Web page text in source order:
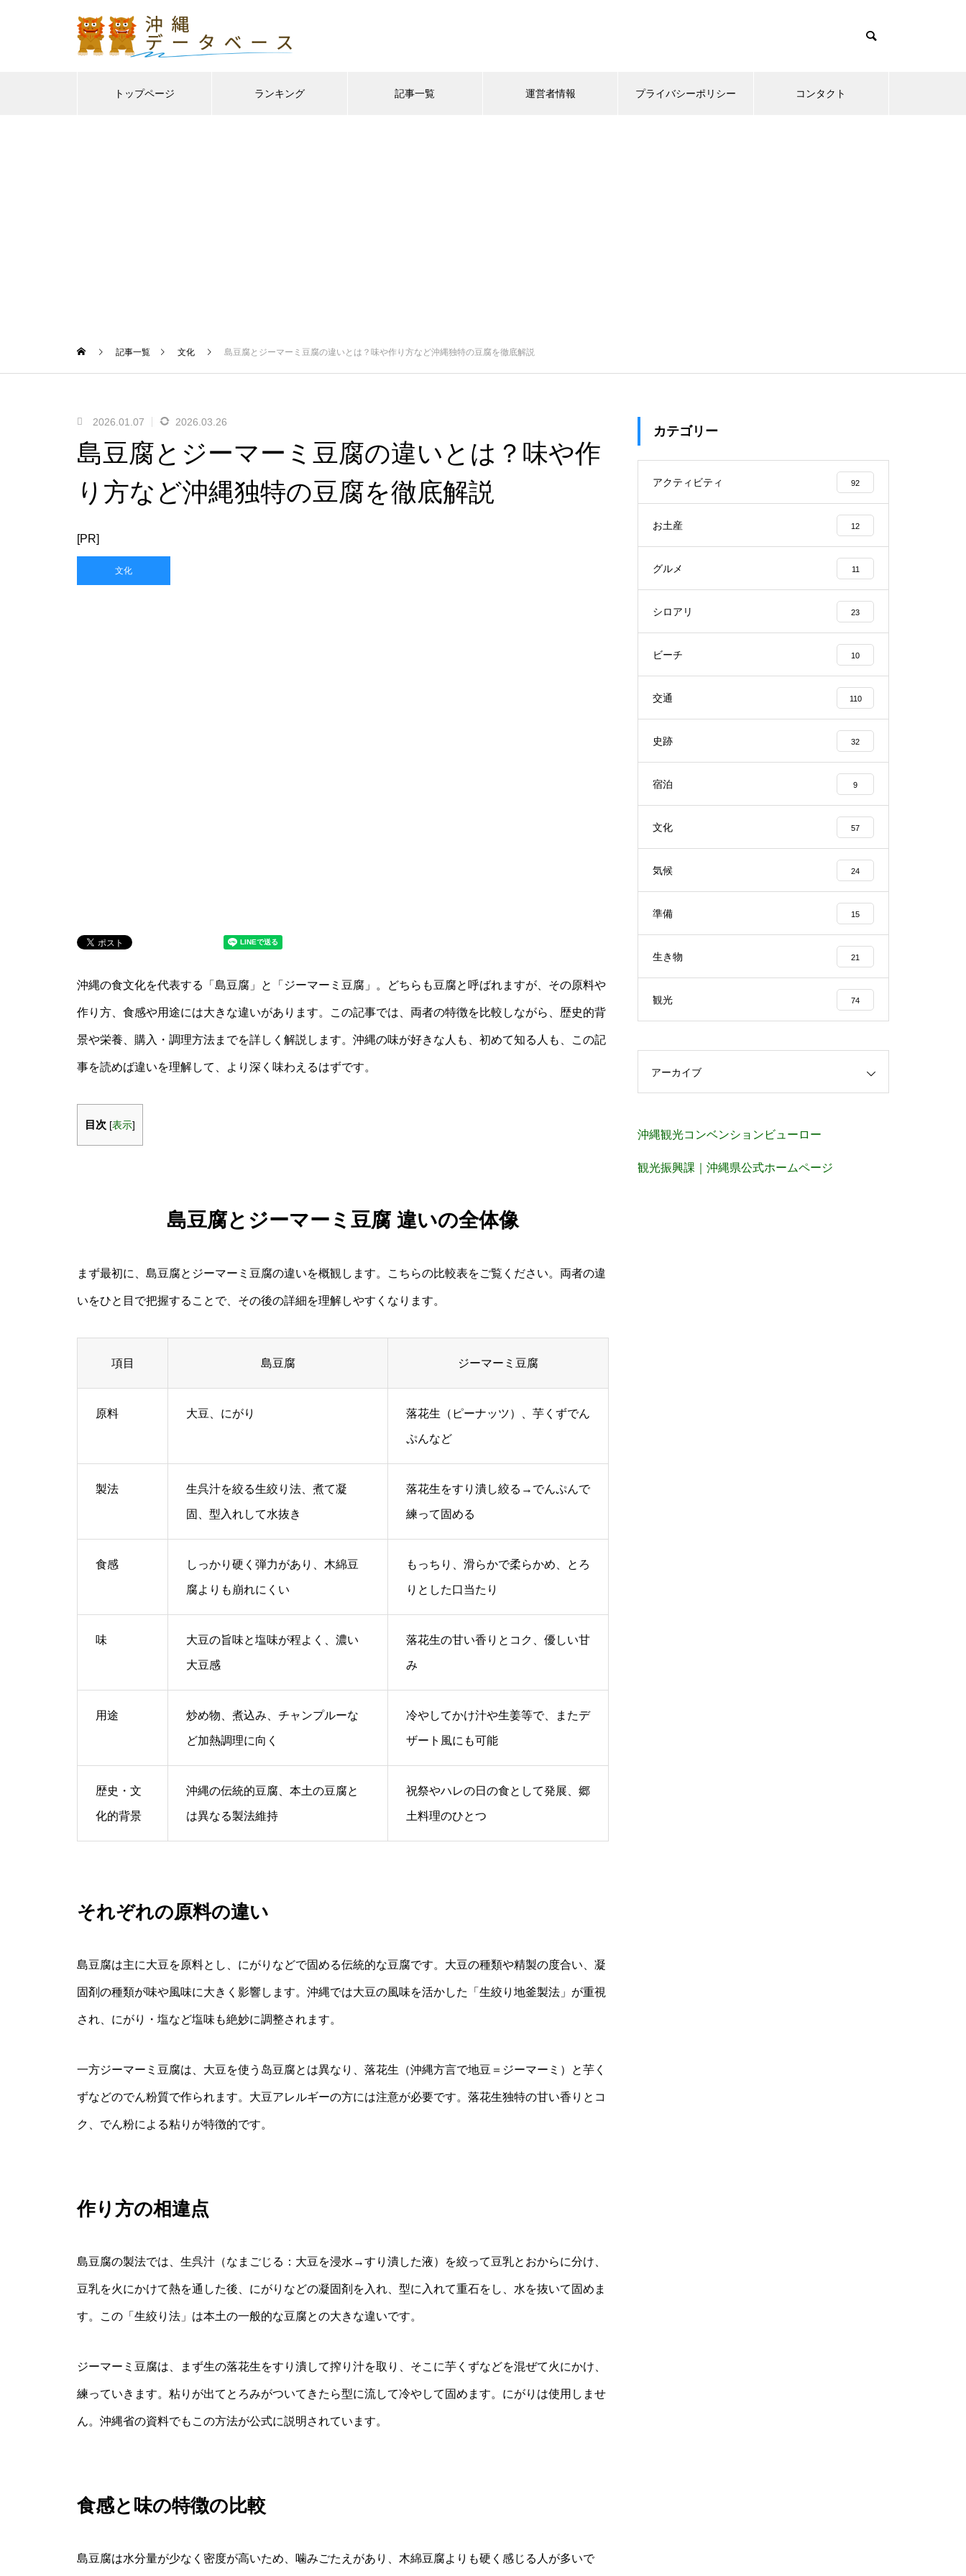
トップページ ランキング 記事一覧 運営者情報 プライバシーポリシー コンタクト
記事一覧 文化 島豆腐とジーマーミ豆腐の違いとは？味や作り方など沖縄独特の豆腐を徹底解説
2026.01.07 2026.03.26
島豆腐とジーマーミ豆腐の違いとは？味や作
り方など沖縄独特の豆腐を徹底解説
[PR]
文化
沖縄の食文化を代表する「島豆腐」と「ジーマーミ豆腐」。どちらも豆腐と呼ばれますが、その原料や
作り方、食感や用途には大きな違いがあります。この記事では、両者の特徴を比較しながら、歴史的背
景や栄養、購入・調理方法までを詳しく解説します。沖縄の味が好きな人も、初めて知る人も、この記
事を読めば違いを理解して、より深く味わえるはずです。
目次 [表示]
島豆腐とジーマーミ豆腐 違いの全体像
まず最初に、島豆腐とジーマーミ豆腐の違いを概観します。こちらの比較表をご覧ください。両者の違
いをひと目で把握することで、その後の詳細を理解しやすくなります。
項目 島豆腐 ジーマーミ豆腐
原料 大豆、にがり 落花生（ピーナッツ）、芋くずでん
ぷんなど
製法 生呉汁を絞る生絞り法、煮て凝
固、型入れして水抜き
落花生をすり潰し絞る→でんぷんで
練って固める
食感 しっかり硬く弾力があり、木綿豆
腐よりも崩れにくい
もっちり、滑らかで柔らかめ、とろ
りとした口当たり
味 大豆の旨味と塩味が程よく、濃い
大豆感
落花生の甘い香りとコク、優しい甘
み
用途 炒め物、煮込み、チャンプルーな
ど加熱調理に向く
冷やしてかけ汁や生姜等で、またデ
ザート風にも可能
歴史・文
化的背景
沖縄の伝統的豆腐、本土の豆腐と
は異なる製法維持
祝祭やハレの日の食として発展、郷
土料理のひとつ
それぞれの原料の違い
島豆腐は主に大豆を原料とし、にがりなどで固める伝統的な豆腐です。大豆の種類や精製の度合い、凝
固剤の種類が味や風味に大きく影響します。沖縄では大豆の風味を活かした「生絞り地釜製法」が重視
され、にがり・塩など塩味も絶妙に調整されます。
一方ジーマーミ豆腐は、大豆を使う岛豆腐とは異なり、落花生（沖縄方言で地豆＝ジーマーミ）と芋く
ずなどのでん粉質で作られます。大豆アレルギーの方には注意が必要です。落花生独特の甘い香りとコ
ク、でん粉による粘りが特徴的です。
作り方の相違点
島豆腐の製法では、生呉汁（なまごじる：大豆を浸水→すり潰した液）を絞って豆乳とおからに分け、
豆乳を火にかけて熱を通した後、にがりなどの凝固剤を入れ、型に入れて重石をし、水を抜いて固めま
す。この「生絞り法」は本土の一般的な豆腐との大きな違いです。
ジーマーミ豆腐は、まず生の落花生をすり潰して搾り汁を取り、そこに芋くずなどを混ぜて火にかけ、
練っていきます。粘りが出てとろみがついてきたら型に流して冷やして固めます。にがりは使用しませ
ん。沖縄省の資料でもこの方法が公式に説明されています。
食感と味の特徴の比較
島豆腐は水分量が少なく密度が高いため、噛みごたえがあり、木綿豆腐よりも硬く感じる人が多いで
カテゴリー
アクティビティ 92
お土産 12
グルメ 11
シロアリ 23
ビーチ 10
交通 110
史跡 32
宿泊 9
文化 57
気候 24
準備 15
生き物 21
観光 74
アーカイブ
沖縄観光コンベンションビューロー
観光振興課｜沖縄県公式ホームページ